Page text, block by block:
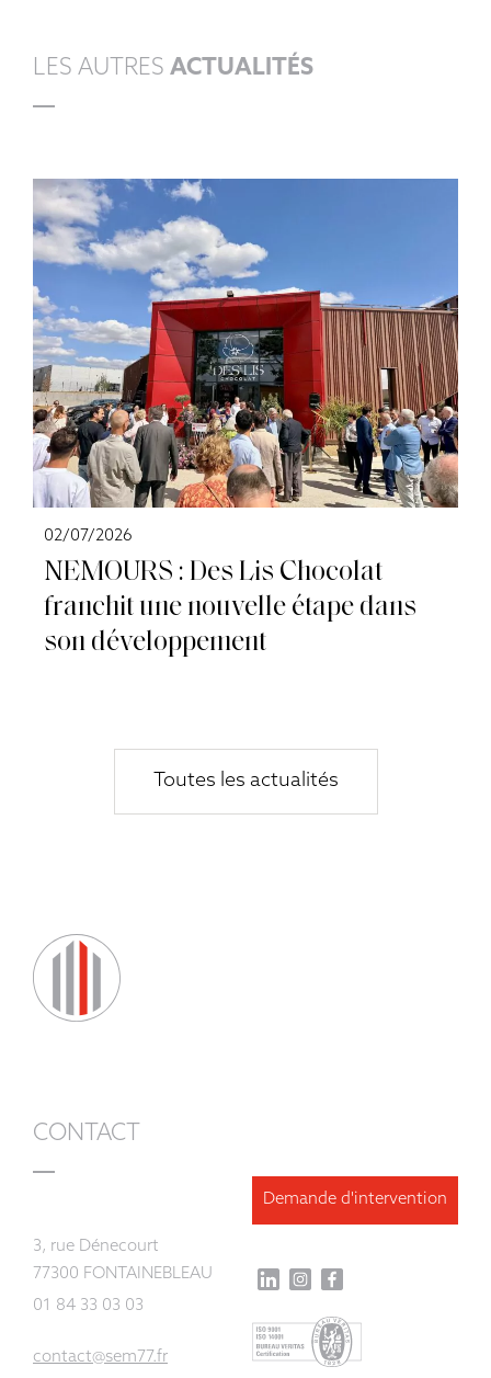
LES AUTRES ACTUALITÉS
02/07/2026
NEMOURS : Des Lis Chocolat
franchit une nouvelle étape dans
son développement
Toutes les actualités
CONTACT
3, rue Dénecourt
77300 FONTAINEBLEAU
01 84 33 03 03
contact@sem77.fr
Demande d'intervention